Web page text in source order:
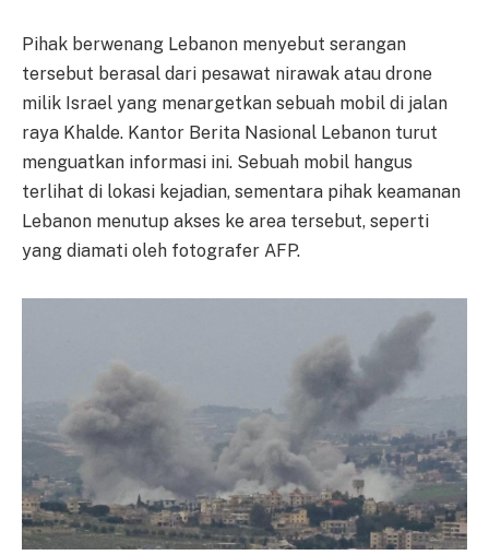
Pihak berwenang Lebanon menyebut serangan
tersebut berasal dari pesawat nirawak atau drone
milik Israel yang menargetkan sebuah mobil di jalan
raya Khalde. Kantor Berita Nasional Lebanon turut
menguatkan informasi ini. Sebuah mobil hangus
terlihat di lokasi kejadian, sementara pihak keamanan
Lebanon menutup akses ke area tersebut, seperti
yang diamati oleh fotografer AFP.